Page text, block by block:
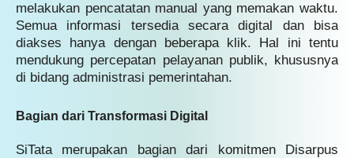
melakukan pencatatan manual yang memakan waktu.
Semua informasi tersedia secara digital dan bisa
diakses hanya dengan beberapa klik. Hal ini tentu
mendukung percepatan pelayanan publik, khususnya
di bidang administrasi pemerintahan.
Bagian dari Transformasi Digital
SiTata merupakan bagian dari komitmen Disarpus